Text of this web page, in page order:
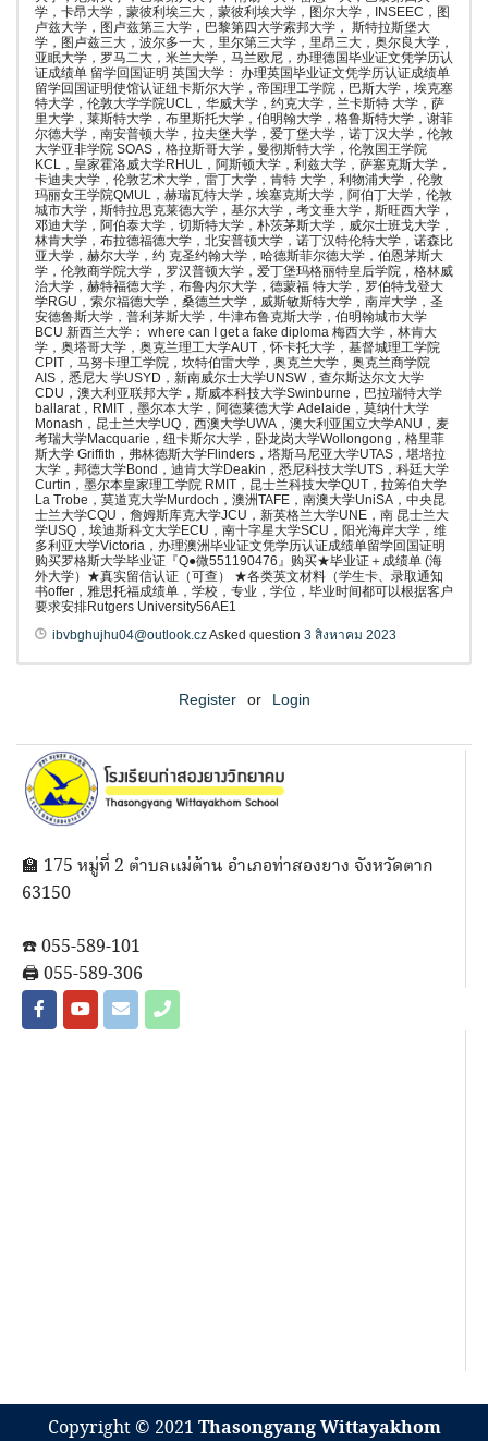
学，卡昂大学，蒙彼利埃三大，蒙彼利埃大学，图尔大学，INSEEC，图
卢兹大学，图卢兹第三大学，巴黎第四大学索邦大学， 斯特拉斯堡大
学，图卢兹三大，波尔多一大，里尔第三大学，里昂三大，奥尔良大学，
亚眠大学，罗马二大，米兰大学，马兰欧尼，办理德国毕业证文凭学历认
证成绩单 留学回国证明 英国大学： 办理英国毕业证文凭学历认证成绩单
留学回国证明使馆认证纽卡斯尔大学，帝国理工学院，巴斯大学，埃克塞
特大学，伦敦大学学院UCL，华威大学，约克大学，兰卡斯特 大学，萨
里大学，莱斯特大学，布里斯托大学，伯明翰大学，格鲁斯特大学，谢菲
尔德大学，南安普顿大学，拉夫堡大学，爱丁堡大学，诺丁汉大学，伦敦
大学亚非学院 SOAS，格拉斯哥大学，曼彻斯特大学，伦敦国王学院
KCL，皇家霍洛威大学RHUL，阿斯顿大学，利兹大学，萨塞克斯大学，
卡迪夫大学，伦敦艺术大学，雷丁大学，肯特 大学，利物浦大学，伦敦
玛丽女王学院QMUL，赫瑞瓦特大学，埃塞克斯大学，阿伯丁大学，伦敦
城市大学，斯特拉思克莱德大学，基尔大学，考文垂大学，斯旺西大学，
邓迪大学，阿伯泰大学，切斯特大学，朴茨茅斯大学，威尔士班戈大学，
林肯大学，布拉德福德大学，北安普顿大学，诺丁汉特伦特大学，诺森比
亚大学，赫尔大学，约 克圣约翰大学，哈德斯菲尔德大学，伯恩茅斯大
学，伦敦商学院大学，罗汉普顿大学，爱丁堡玛格丽特皇后学院，格林威
治大学，赫特福德大学，布鲁内尔大学，德蒙福 特大学，罗伯特戈登大
学RGU，索尔福德大学，桑德兰大学，威斯敏斯特大学，南岸大学，圣
安德鲁斯大学，普利茅斯大学，牛津布鲁克斯大学，伯明翰城市大学
BCU 新西兰大学： where can I get a fake diploma 梅西大学，林肯大
学，奥塔哥大学，奥克兰理工大学AUT，怀卡托大学，基督城理工学院
CPIT，马努卡理工学院，坎特伯雷大学，奥克兰大学，奥克兰商学院
AIS，悉尼大 学USYD，新南威尔士大学UNSW，查尔斯达尔文大学
CDU，澳大利亚联邦大学，斯威本科技大学Swinburne，巴拉瑞特大学
ballarat，RMIT，墨尔本大学，阿德莱德大学 Adelaide，莫纳什大学
Monash，昆士兰大学UQ，西澳大学UWA，澳大利亚国立大学ANU，麦
考瑞大学Macquarie，纽卡斯尔大学，卧龙岗大学Wollongong，格里菲
斯大学 Griffith，弗林德斯大学Flinders，塔斯马尼亚大学UTAS，堪培拉
大学，邦德大学Bond，迪肯大学Deakin，悉尼科技大学UTS，科廷大学
Curtin，墨尔本皇家理工学院 RMIT，昆士兰科技大学QUT，拉筹伯大学
La Trobe，莫道克大学Murdoch，澳洲TAFE，南澳大学UniSA，中央昆
士兰大学CQU，詹姆斯库克大学JCU，新英格兰大学UNE，南 昆士兰大
学USQ，埃迪斯科文大学ECU，南十字星大学SCU，阳光海岸大学，维
多利亚大学Victoria，办理澳洲毕业证文凭学历认证成绩单留学回国证明
购买罗格斯大学毕业证『Q●微551190476』购买★毕业证＋成绩单 (海
外大学）★真实留信认证（可查） ★各类英文材料（学生卡、录取通知
书offer，雅思托福成绩单，学校，专业，学位，毕业时间都可以根据客户
要求安排Rutgers University56AE1
ibvbghujhu04@outlook.czAsked question 3 สิงหาคม 2023
Register or Login
🏫 175 หมู่ที่ 2 ตำบลแม่ต้าน อำเภอท่าสองยาง จังหวัดตาก
63150
☎️ 055-589-101
🖨 055-589-306
Copyright © 2021 Thasongyang Wittayakhom